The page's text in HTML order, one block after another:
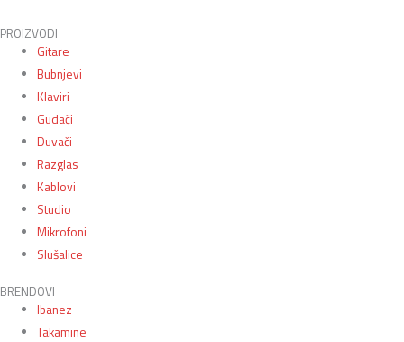
PROIZVODI
Gitare
Bubnjevi
Klaviri
Gudači
Duvači
Razglas
Kablovi
Studio
Mikrofoni
Slušalice
BRENDOVI
Ibanez
Takamine